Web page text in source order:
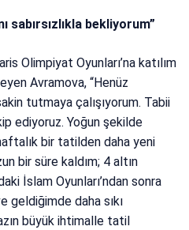
sabırsızlıkla bekliyorum”
Olimpiyat Oyunları’na katılım
Avramova, “Henüz
tutmaya çalışıyorum. Tabii
ediyoruz. Yoğun şekilde
bir tatilden daha yeni
bir süre kaldım; 4 altın
İslam Oyunları’ndan sonra
geldiğimde daha sıkı
büyük ihtimalle tatil